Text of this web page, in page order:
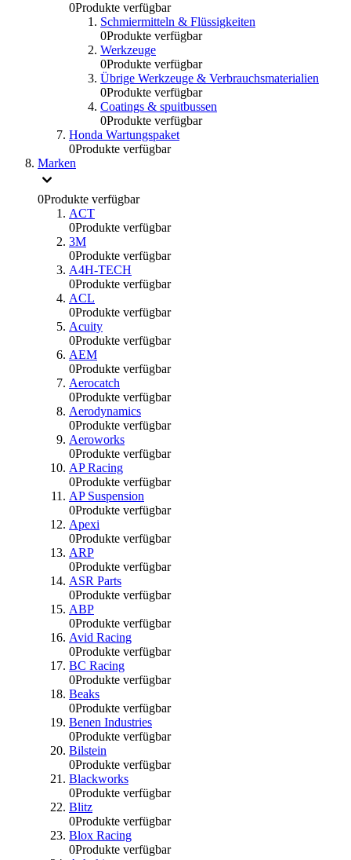
0Produkte verfügbar
Schmiermitteln & Flüssigkeiten
0Produkte verfügbar
Werkzeuge
0Produkte verfügbar
Übrige Werkzeuge & Verbrauchsmaterialien
0Produkte verfügbar
Coatings & spuitbussen
0Produkte verfügbar
Honda Wartungspaket
0Produkte verfügbar
Marken
0Produkte verfügbar
ACT
0Produkte verfügbar
3M
0Produkte verfügbar
A4H-TECH
0Produkte verfügbar
ACL
0Produkte verfügbar
Acuity
0Produkte verfügbar
AEM
0Produkte verfügbar
Aerocatch
0Produkte verfügbar
Aerodynamics
0Produkte verfügbar
Aeroworks
0Produkte verfügbar
AP Racing
0Produkte verfügbar
AP Suspension
0Produkte verfügbar
Apexi
0Produkte verfügbar
ARP
0Produkte verfügbar
ASR Parts
0Produkte verfügbar
ABP
0Produkte verfügbar
Avid Racing
0Produkte verfügbar
BC Racing
0Produkte verfügbar
Beaks
0Produkte verfügbar
Benen Industries
0Produkte verfügbar
Bilstein
0Produkte verfügbar
Blackworks
0Produkte verfügbar
Blitz
0Produkte verfügbar
Blox Racing
0Produkte verfügbar